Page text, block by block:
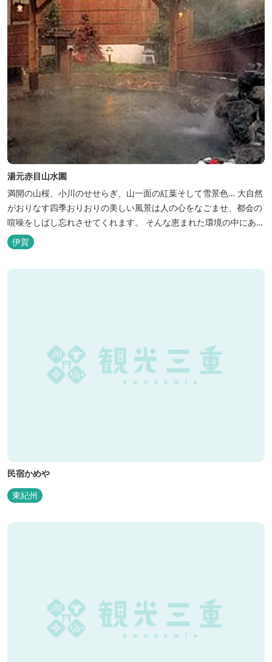
湯元赤目山水園
満開の山桜、小川のせせらぎ、山一面の紅葉そして雪景色… 大自然
がおりなす四季おりおりの美しい風景は人の心をなごませ、都会の
喧噪をしばし忘れさせてくれます。 そんな恵まれた環境の中にあ
る、純和風造りの閑静なたたずまい …それが赤目山水園です。 ま
た、赤目山水園の園内からこんこんと湧き出る天然温泉「赤目温泉
伊賀
民宿かめや
東紀州